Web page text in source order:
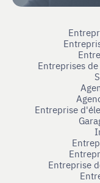
Entreprises
Entreprise
Entreprise